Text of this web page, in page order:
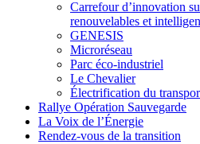
Carrefour d’innovation
renouvelables et
GENESIS
Microréseau
Parc éco-industriel
Le Chevalier
Électrification du
Rallye Opération Sauvegarde
La Voix de l’Énergie
Rendez-vous de la transition